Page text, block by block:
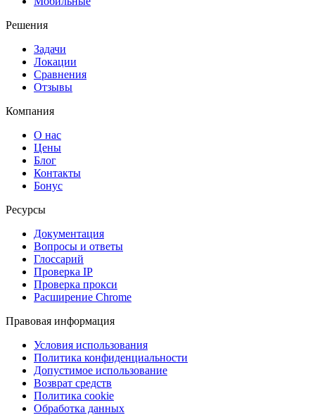
Решения
Задачи
Локации
Сравнения
Отзывы
Компания
О нас
Цены
Блог
Контакты
Бонус
Ресурсы
Документация
Вопросы и ответы
Глоссарий
Проверка IP
Проверка прокси
Расширение Chrome
Правовая информация
Условия использования
Политика конфиденциальности
Допустимое использование
Возврат средств
Политика cookie
Обработка данных